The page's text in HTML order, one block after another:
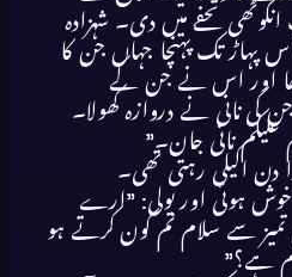
تحفے میں دی۔ شہزادہ
پہاڑ تک پہنچا جہاں جن کا
چڑھا اور اس نے جن کے
نانی نے دروازہ کھولا۔
نانی جان۔”
دن اکیلی رہتی تھی۔
ہوئی اور بولی: ”ارے
تمیز سے سلام تم کون کرتے ہو
ہے؟”